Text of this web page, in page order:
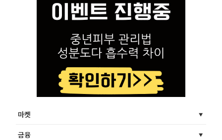
마켓
금융